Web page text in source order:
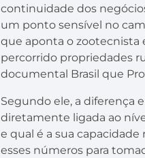
continuidade dos
um ponto sensível no
que aponta o zootecnista
percorrido propriedades
documental Brasil que
Segundo ele, a diferença
diretamente ligada ao
e qual é a sua
esses números para